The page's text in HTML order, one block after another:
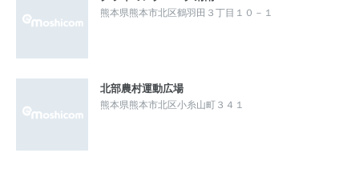
熊本県熊本市北区鶴羽田３丁目１０－１
北部農村運動広場
熊本県熊本市北区小糸山町３４１